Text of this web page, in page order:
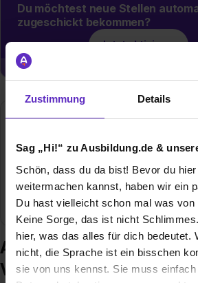
Zustimmung Details
Sag „Hi!“ zu Ausbildung.de &
Schön, dass du da bist! Bevor du
weitermachen kannst, haben wir ein
Du hast vielleicht schon mal was von
Keine Sorge, das ist nicht
hier, was das alles für dich bedeutet.
nicht, die Sprache ist ein bisschen
sie von uns kennst. Sie muss
Du möchtest neue Stellen
zugeschickt bekommen?
Jetzt aktivieren
Merz Verpackungsmaschinen
Carl-Benz-Ring 42
E-Mail anzeigen
Branche
Ausbildung bei Merz
Verpackungsmaschinen